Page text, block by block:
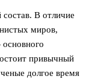
В отличие
миров,
привычный
долгое время